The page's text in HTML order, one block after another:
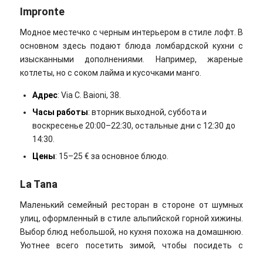
Impronte
Модное местечко с черным интерьером в стиле лофт. В
основном здесь подают блюда ломбардской кухни с
изысканными дополнениями. Например, жареные
котлеты, но с соком лайма и кусочками манго.
Адрес: Via C. Baioni, 38.
Часы работы: вторник выходной, суббота и
воскресенье 20:00–22:30, остальные дни с 12:30 до
14:30.
Цены: 15–25 € за основное блюдо.
La Tana
Маленький семейный ресторан в стороне от шумных
улиц, оформленный в стиле альпийской горной хижины.
Выбор блюд небольшой, но кухня похожа на домашнюю.
Уютнее всего посетить зимой, чтобы посидеть с